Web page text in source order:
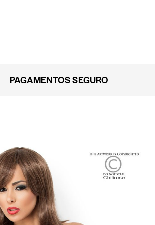
EMBALAGEM DISCRETA